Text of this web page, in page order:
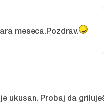
meseca.Pozdrav.
ukusan. Probaj da